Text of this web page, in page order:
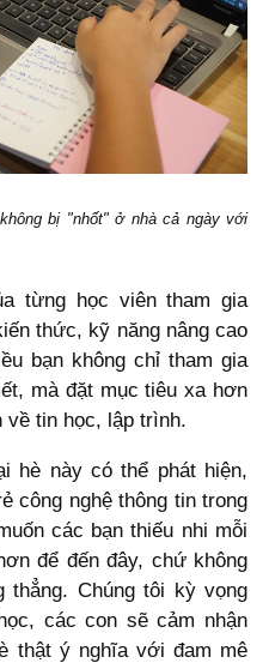
bị "nhốt" ở nhà cả ngày với
từng học viên tham gia
thức, kỹ năng nâng cao
bạn không chỉ tham gia
mà đặt mục tiêu xa hơn
về tin học, lập trình.
hè này có thể phát hiện,
công nghệ thông tin trong
các bạn thiếu nhi mỗi
để đến đây, chứ không
thẳng. Chúng tôi kỳ vọng
các con sẽ cảm nhận
thật ý nghĩa với đam mê